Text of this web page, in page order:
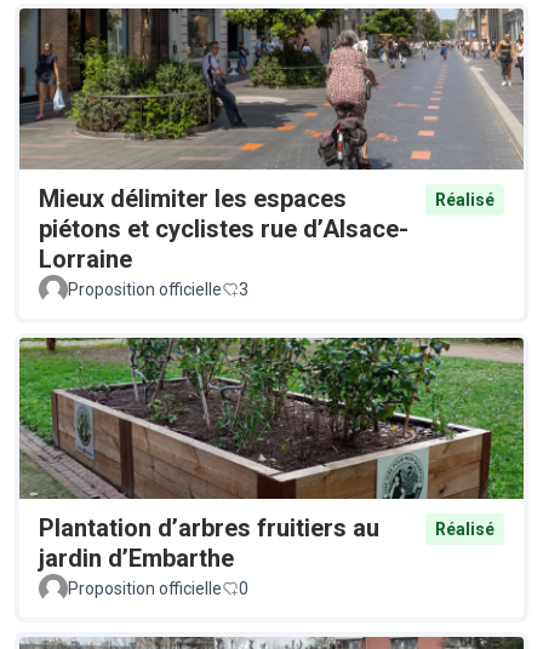
Mieux délimiter les espaces
piétons et cyclistes rue d’Alsace-
Lorraine
Réalisé
Proposition officielle 3
Plantation d’arbres fruitiers au
jardin d’Embarthe
Réalisé
Proposition officielle 0